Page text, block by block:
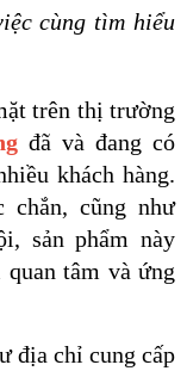
cùng tìm hiểu
trên thị trường
đã và đang có
khách hàng.
chắn, cũng như
sản phẩm này
tâm và ứng
địa chỉ cung cấp